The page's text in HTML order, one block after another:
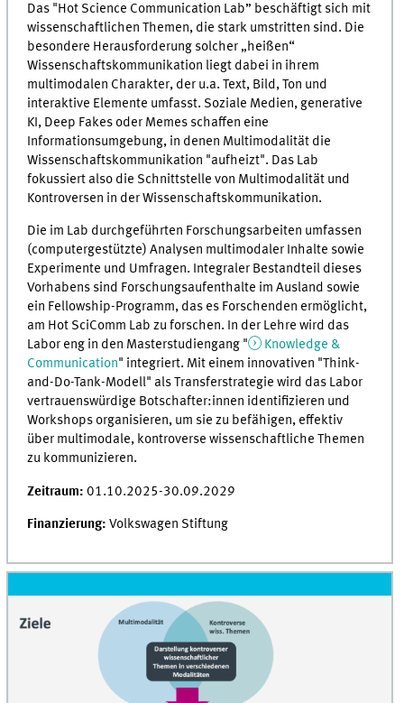
Das "Hot Science Communication Lab” beschäftigt sich mit
wissenschaftlichen Themen, die stark umstritten sind. Die
besondere Herausforderung solcher „heißen“
Wissenschaftskommunikation liegt dabei in ihrem
multimodalen Charakter, der u.a. Text, Bild, Ton und
interaktive Elemente umfasst. Soziale Medien, generative
KI, Deep Fakes oder Memes schaffen eine
Informationsumgebung, in denen Multimodalität die
Wissenschaftskommunikation "aufheizt". Das Lab
fokussiert also die Schnittstelle von Multimodalität und
Kontroversen in der Wissenschaftskommunikation.
Die im Lab durchgeführten Forschungsarbeiten umfassen
(computergestützte) Analysen multimodaler Inhalte sowie
Experimente und Umfragen. Integraler Bestandteil dieses
Vorhabens sind Forschungsaufenthalte im Ausland sowie
ein Fellowship-Programm, das es Forschenden ermöglicht,
am Hot SciComm Lab zu forschen. In der Lehre wird das
Labor eng in den Masterstudiengang "
Knowledge &
Communication" integriert. Mit einem innovativen "Think-
and-Do-Tank-Modell" als Transferstrategie wird das Labor
vertrauenswürdige Botschafter:innen identifizieren und
Workshops organisieren, um sie zu befähigen, effektiv
über multimodale, kontroverse wissenschaftliche Themen
zu kommunizieren.
Zeitraum: 01.10.2025-30.09.2029
Finanzierung: Volkswagen Stiftung